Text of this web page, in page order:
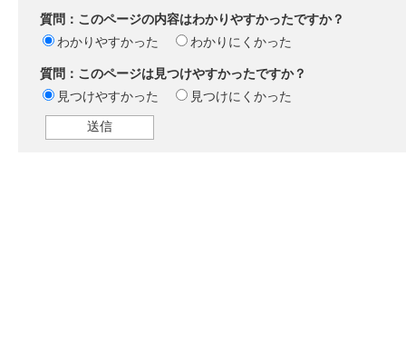
質問：このページの内容はわかりやすかったですか？
わかりやすかった
わかりにくかった
質問：このページは見つけやすかったですか？
見つけやすかった
見つけにくかった